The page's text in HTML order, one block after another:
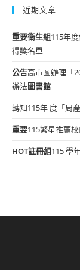
近期文章
重要衛生組115年
得獎名單
公告高市圖辦理「
辦法圖書館
轉知115年 度「周
重要115繁星推薦
HOT註冊組115 學